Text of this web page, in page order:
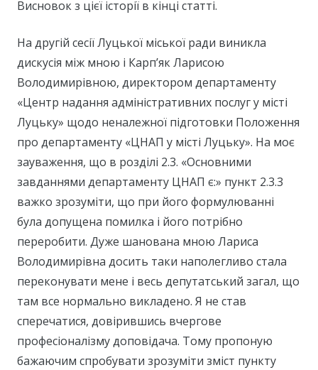
Висновок з цієї історії в кінці статті.
На другій сесії Луцької міської ради виникла
дискусія між мною і Карп’як Ларисою
Володимирівною, директором департаменту
«Центр надання адміністративних послуг у місті
Луцьку» щодо неналежної підготовки Положення
про департаменту «ЦНАП у місті Луцьку». На моє
зауваження, що в розділі 2.3. «Основними
завданнями департаменту ЦНАП є:» пункт 2.3.3
важко зрозуміти, що при його формулюванні
була допущена помилка і його потрібно
переробити. Дуже шанована мною Лариса
Володимирівна досить таки наполегливо стала
переконувати мене і весь депутатський загал, що
там все нормально викладено. Я не став
сперечатися, довірившись вчергове
професіоналізму доповідача. Тому пропоную
бажаючим спробувати зрозуміти зміст пункту